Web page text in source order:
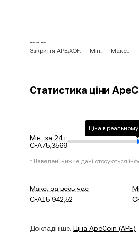
-- ~ --
Закриття APE/XOF: -- Мін.: -- Макс.: --
Статистика ціни
Мін. за 24 г
CFA75,3569
Ціна в реальному
* Наведені нижче дані стосуються
Макс. за весь час
CFA15 942,52
Докладніше: Ціна ApeCoin (APE)